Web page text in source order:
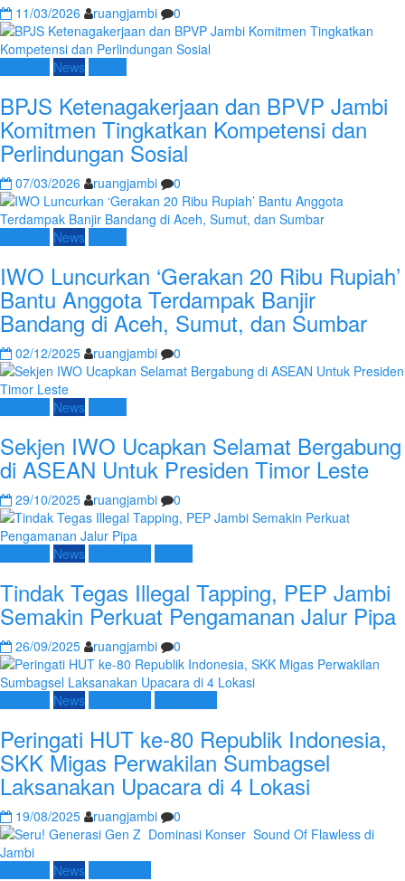
11/03/2026 ruangjambi 0
News
BPJS Ketenagakerjaan dan BPVP Jambi
Komitmen Tingkatkan Kompetensi dan
Perlindungan Sosial
07/03/2026 ruangjambi 0
News
IWO Luncurkan ‘Gerakan 20 Ribu Rupiah’
Bantu Anggota Terdampak Banjir
Bandang di Aceh, Sumut, dan Sumbar
02/12/2025 ruangjambi 0
News
Sekjen IWO Ucapkan Selamat Bergabung
di ASEAN Untuk Presiden Timor Leste
29/10/2025 ruangjambi 0
News
Tindak Tegas Illegal Tapping, PEP Jambi
Semakin Perkuat Pengamanan Jalur Pipa
26/09/2025 ruangjambi 0
News
Peringati HUT ke-80 Republik Indonesia,
SKK Migas Perwakilan Sumbagsel
Laksanakan Upacara di 4 Lokasi
19/08/2025 ruangjambi 0
News